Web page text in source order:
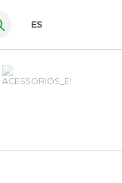
FR
ES